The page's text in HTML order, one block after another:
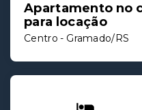
Apartamento no
para locação
Centro - Gramado/RS